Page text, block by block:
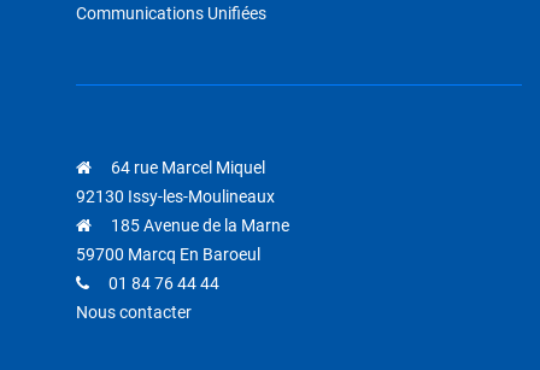
Communications Unifiées
64 rue Marcel Miquel
92130 Issy-les-Moulineaux
185 Avenue de la Marne
59700 Marcq En Baroeul
01 84 76 44 44
Nous contacter